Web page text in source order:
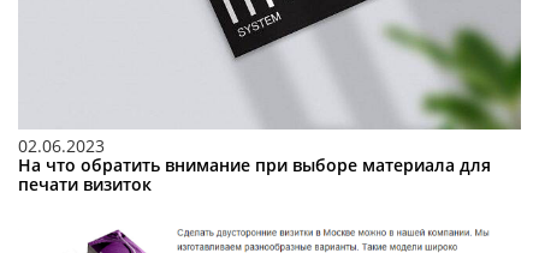
02.06.2023
На что обратить внимание при выборе материала для
печати визиток